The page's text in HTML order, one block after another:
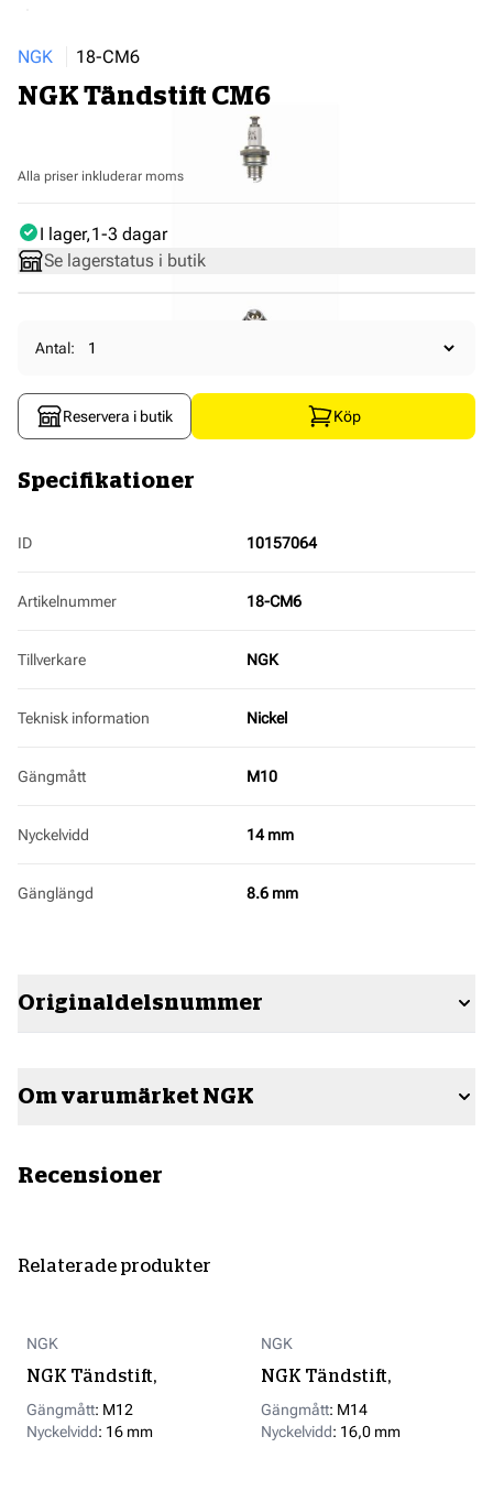
NGK 18-CM6
NGK Tändstift CM6
Alla priser inkluderar moms
I lager 1-3 dagar
Se lagerstatus i butik
Antal:
Reservera i butik Köp
Specifikationer
ID 10157064
Artikelnummer 18-CM6
Tillverkare NGK
Teknisk information Nickel
Gängmått M10
Nyckelvidd 14 mm
Gänglängd 8.6 mm
Originaldelsnummer
Om varumärket NGK
Recensioner
Relaterade produkter
NGK
NGK Tändstift,
Gängmått: M12
Nyckelvidd: 16 mm
NGK
NGK Tändstift,
Gängmått: M14
Nyckelvidd: 16,0 mm